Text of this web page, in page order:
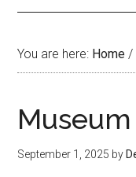
You are here: Home /
September 1, 2025 by